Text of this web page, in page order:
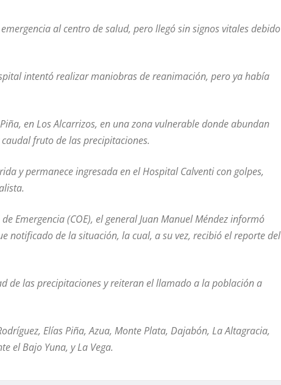
al centro de salud, pero llegó sin signos vitales debido
intentó realizar maniobras de reanimación, pero ya había
en Los Alcarrizos, en una zona vulnerable donde abundan
fruto de las precipitaciones.
y permanece ingresada en el Hospital Calventi con golpes,
Emergencia (COE), el general Juan Manuel Méndez informó
notificado de la situación, la cual, a su vez, recibió el reporte del
de las precipitaciones y reiteran el llamado a la población a
Elías Piña, Azua, Monte Plata, Dajabón, La Altagracia,
el Bajo Yuna, y La Vega.